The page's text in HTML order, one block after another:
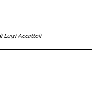
Luigi Accattoli